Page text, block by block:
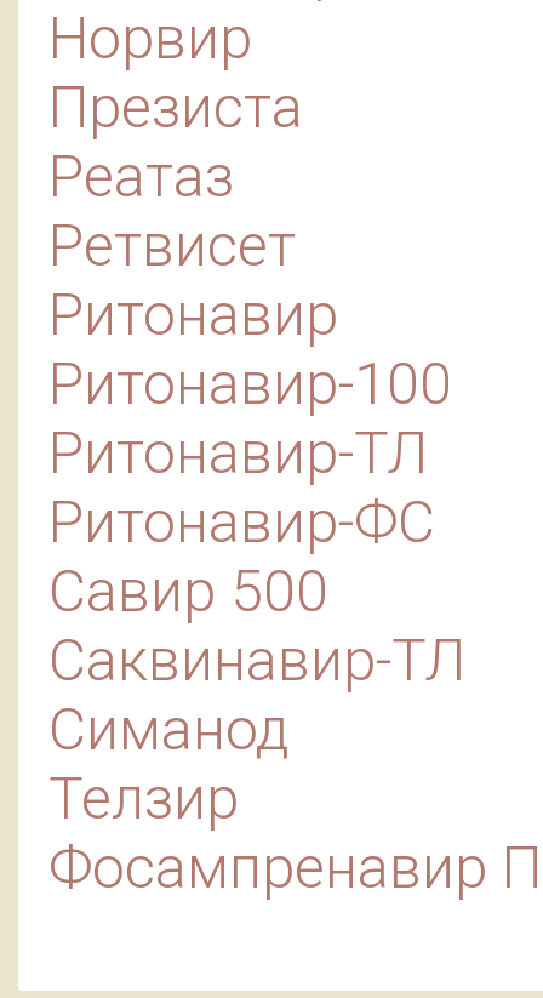
Норвир
Презиста
Реатаз
Ретвисет
Ритонавир
Ритонавир-100
Ритонавир-ТЛ
Ритонавир-ФС
Савир 500
Саквинавир-ТЛ
Симанод
Телзир
Фосампренавир